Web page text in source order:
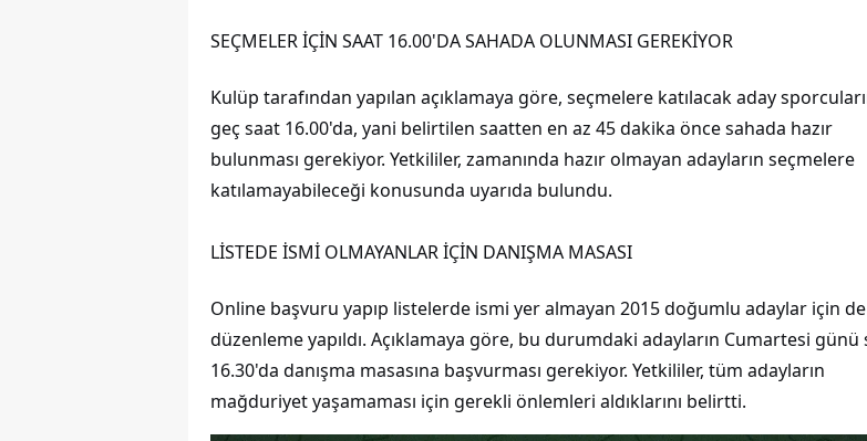
SEÇMELER İÇİN SAAT 16.00'DA SAHADA OLUNMASI GEREKİYOR
Kulüp tarafından yapılan açıklamaya göre, seçmelere katılacak aday
geç saat 16.00'da, yani belirtilen saatten en az 45 dakika önce sahada hazır
bulunması gerekiyor. Yetkililer, zamanında hazır olmayan adayların seçmelere
katılamayabileceği konusunda uyarıda bulundu.
LİSTEDE İSMİ OLMAYANLAR İÇİN DANIŞMA MASASI
Online başvuru yapıp listelerde ismi yer almayan 2015 doğumlu adaylar için
düzenleme yapıldı. Açıklamaya göre, bu durumdaki adayların Cumartesi günü
16.30'da danışma masasına başvurması gerekiyor. Yetkililer, tüm adayların
mağduriyet yaşamaması için gerekli önlemleri aldıklarını belirtti.